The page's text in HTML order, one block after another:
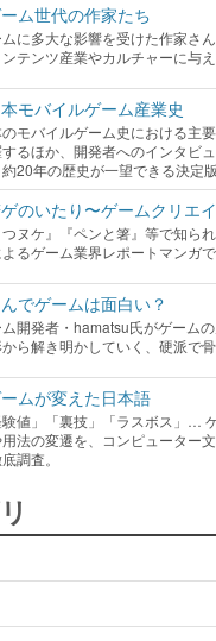
ム世代の作家たち
に多大な影響を受けた作家さ
テンツ産業やカルチャーに与
モバイルゲーム産業史
のモバイルゲーム史における主
るほか、開発者へのインタビ
20年の歴史が一望できる決定版
のいたり〜ゲームクリエ
つヌケ』『ペンと箸』等で知ら
るゲーム業界レポートマンガで
でゲームは面白い？
開発者・hamatsu氏がゲーム
ら解き明かしていく、硬派で骨
ムが変えた日本語
験値」「裏技」「ラスボス」…
法の変遷を、コンピューター
調査。